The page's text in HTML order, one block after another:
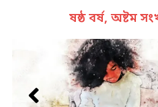
ষষ্ঠ বর্ষ, অষ্টম